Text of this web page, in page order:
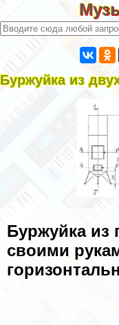
Буржуйка из
Буржуйка из
своими